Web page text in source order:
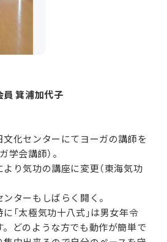
箕浦加代子
文化センターにてヨーガの講師を
学会講師）。
り気功の講座に変更（東海気功
ターもしばらく開く。
「太極気功十八式」は男女年令
。どのような方でも動作が簡単で